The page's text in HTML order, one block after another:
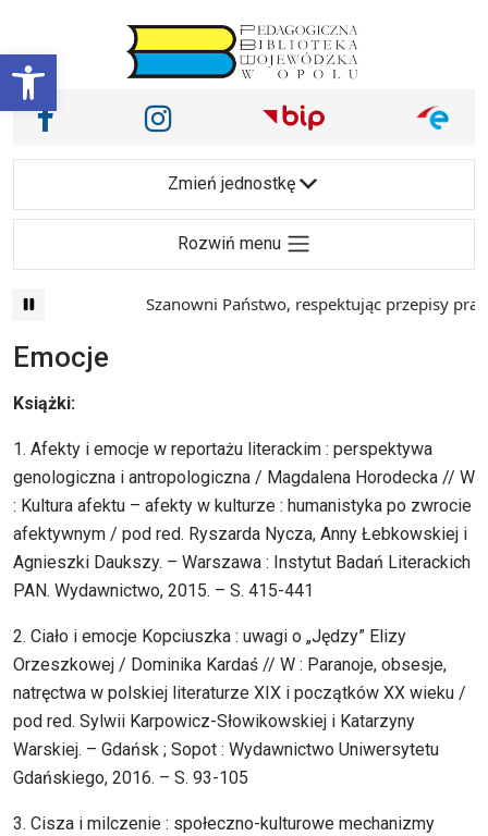
Otwórz pasek narzędzi
Main Navigation
Nasze media społecznościowe i inne
Facebook Instagram
Zmień jednostkę
Rozwiń menu
Szanowni Państwo, respektując przepisy prawa i
Emocje
Książki:
1. Afekty i emocje w reportażu literackim : perspektywa
genologiczna i antropologiczna / Magdalena Horodecka // W
: Kultura afektu – afekty w kulturze : humanistyka po zwrocie
afektywnym / pod red. Ryszarda Nycza, Anny Łebkowskiej i
Agnieszki Daukszy. – Warszawa : Instytut Badań Literackich
PAN. Wydawnictwo, 2015. – S. 415-441
2. Ciało i emocje Kopciuszka : uwagi o „Jędzy” Elizy
Orzeszkowej / Dominika Kardaś // W : Paranoje, obsesje,
natręctwa w polskiej literaturze XIX i początków XX wieku /
pod red. Sylwii Karpowicz-Słowikowskiej i Katarzyny
Warskiej. – Gdańsk ; Sopot : Wydawnictwo Uniwersytetu
Gdańskiego, 2016. – S. 93-105
3. Cisza i milczenie : społeczno-kulturowe mechanizmy